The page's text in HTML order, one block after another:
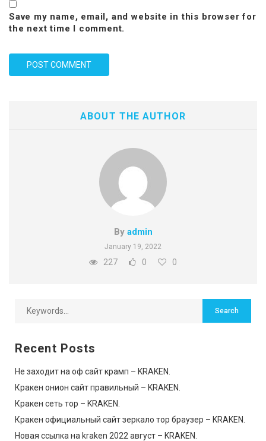
Save my name, email, and website in this browser for
the next time I comment.
ABOUT THE AUTHOR
By admin
January 19, 2022
227 0 0
Recent Posts
Не заходит на оф сайт крамп – KRAKEN.
Кракен онион сайт правильный – KRAKEN.
Кракен сеть тор – KRAKEN.
Кракен официальный сайт зеркало тор браузер – KRAKEN.
Новая ссылка на kraken 2022 август – KRAKEN.